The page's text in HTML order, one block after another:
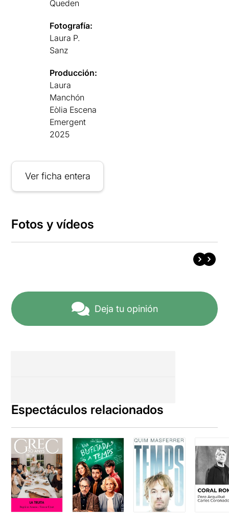
Queden
Fotografía:
Laura P.
Sanz
Producción:
Laura
Manchón
Eòlia Escena
Emergent
2025
Ver ficha entera
Fotos y vídeos
Deja tu opinión
Espectáculos relacionados